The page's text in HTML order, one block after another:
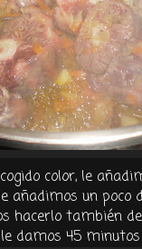
color, le
añadimos un poco
hacerlo también
damos 45